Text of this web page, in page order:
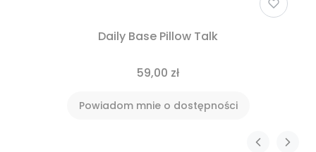
Daily Base Pillow Talk
59,00 zł
Powiadom mnie o dostępności